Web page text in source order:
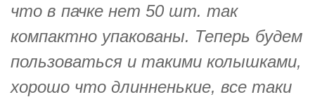
что в пачке нет 50 шт. так
компактно упакованы. Теперь будем
пользоваться и такими колышками,
хорошо что длинненькие, все таки